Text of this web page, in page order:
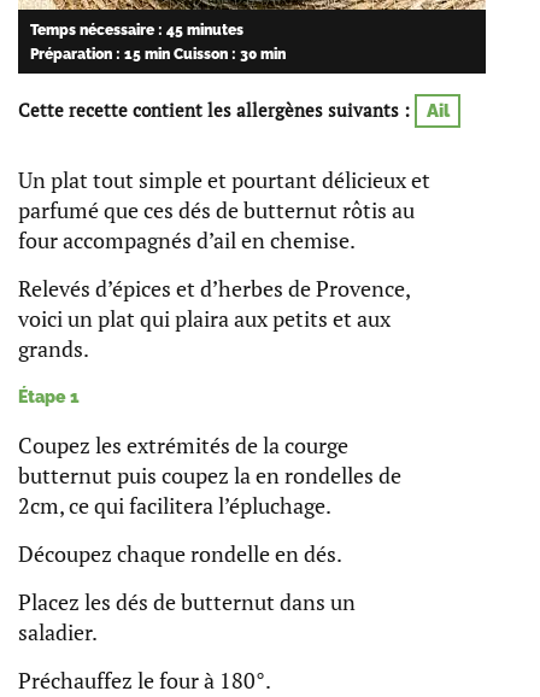
Temps nécessaire : 45 minutes
Préparation : 15 min Cuisson : 30 min
Cette recette contient les allergènes suivants : Ail
Un plat tout simple et pourtant délicieux et
parfumé que ces dés de butternut rôtis au
four accompagnés d’ail en chemise.
Relevés d’épices et d’herbes de Provence,
voici un plat qui plaira aux petits et aux
grands.
Étape 1
Coupez les extrémités de la courge
butternut puis coupez la en rondelles de
2cm, ce qui facilitera l’épluchage.
Découpez chaque rondelle en dés.
Placez les dés de butternut dans un
saladier.
Préchauffez le four à 180°.